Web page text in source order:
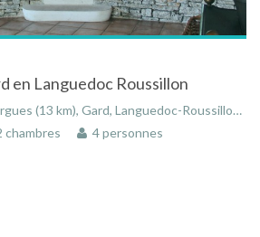
en Languedoc Roussillon
km), Gard, Languedoc-Roussillon, Occitanie, France
chambres 4 personnes